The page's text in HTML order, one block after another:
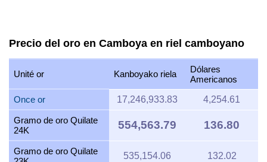
Precio del oro en Camboya en riel camboyano
Unité or Kanboyako riela
Dólares
Americanos
Once or
17,246,933.83 4,254.61
Gramo de oro Quilate
24K
554,563.79 136.80
Gramo de oro Quilate
535,154.06 132.02